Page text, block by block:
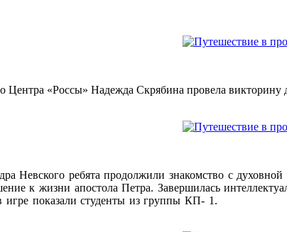
Центра «Россы» Надежда Скрябина провела викторину
Невского ребята продолжили знакомство с
к жизни апостола Петра. Завершилась
игре показали студенты из группы КП- 1.